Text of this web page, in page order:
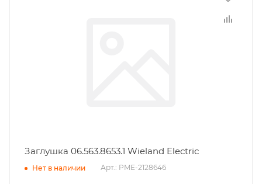
Заглушка 06.563.8653.1 Wieland Electric
Нет в наличии Арт.: PME-2128646